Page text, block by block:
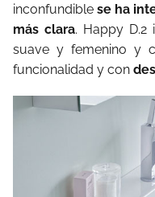
inconfundiblese ha
más clara. Happy D.2
suave y femenino y
funcionalidad y con